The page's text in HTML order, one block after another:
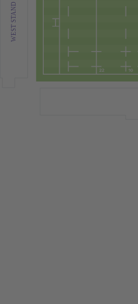
WEST STAND